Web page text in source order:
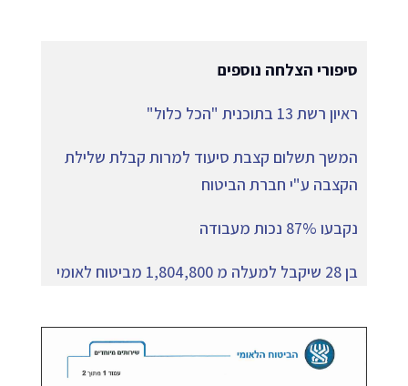
סיפורי הצלחה נוספים
ראיון רשת 13 בתוכנית "הכל כלול"
המשך תשלום קצבת סיעוד למרות קבלת שלילת
הקצבה ע"י חברת הביטוח
נקבעו 87% נכות מעבודה
בן 28 שיקבל למעלה מ 1,804,800 מביטוח לאומי